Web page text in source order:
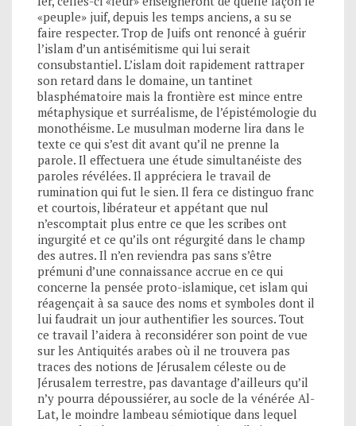
«peuple» juif, depuis les temps anciens, a su se
faire respecter. Trop de Juifs ont renoncé à guérir
l’islam d’un antisémitisme qui lui serait
consubstantiel. L’islam doit rapidement rattraper
son retard dans le domaine, un tantinet
blasphématoire mais la frontière est mince entre
métaphysique et surréalisme, de l’épistémologie du
monothéisme. Le musulman moderne lira dans le
texte ce qui s’est dit avant qu’il ne prenne la
parole. Il effectuera une étude simultanéiste des
paroles révélées. Il appréciera le travail de
rumination qui fut le sien. Il fera ce distinguo franc
et courtois, libérateur et appétant que nul
n’escomptait plus entre ce que les scribes ont
ingurgité et ce qu’ils ont régurgité dans le champ
des autres. Il n’en reviendra pas sans s’être
prémuni d’une connaissance accrue en ce qui
concerne la pensée proto-islamique, cet islam qui
réagençait à sa sauce des noms et symboles dont il
lui faudrait un jour authentifier les sources. Tout
ce travail l’aidera à reconsidérer son point de vue
sur les Antiquités arabes où il ne trouvera pas
traces des notions de Jérusalem céleste ou de
Jérusalem terrestre, pas davantage d’ailleurs qu’il
n’y pourra dépoussiérer, au socle de la vénérée Al-
Lat, le moindre lambeau sémiotique dans lequel